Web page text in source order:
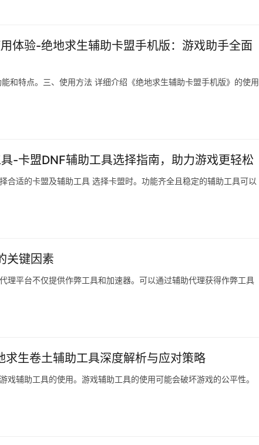
体验-绝地求生辅助卡盟手机版：游戏助手全面
和特点。三、使用方法 详细介绍《绝地求生辅助卡盟手机版》的使用
-卡盟DNF辅助工具选择指南，助力游戏更轻松
适的卡盟及辅助工具 选择卡盟时。功能齐全且稳定的辅助工具可以
关键因素
理平台不仅提供作弊工具和加速器。可以通过辅助代理获得作弊工具
求生卷土辅助工具深度解析与应对策略
辅助工具的使用。游戏辅助工具的使用可能会破坏游戏的公平性。